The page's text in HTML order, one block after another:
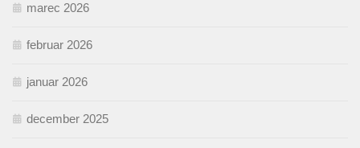
marec 2026
februar 2026
januar 2026
december 2025